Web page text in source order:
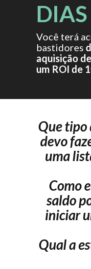
DIAS
Você terá
bastidores
aquisição
um ROI de
Que tipo
devo
uma
Como
saldo
iniciar
Qual a